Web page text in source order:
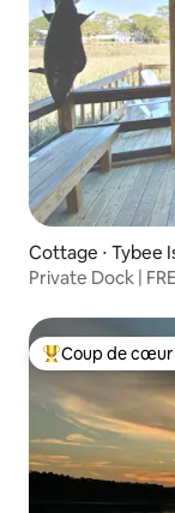
Cottage ⋅ Tybee
Private Dock |
Coups de cœur
Coup de cœur